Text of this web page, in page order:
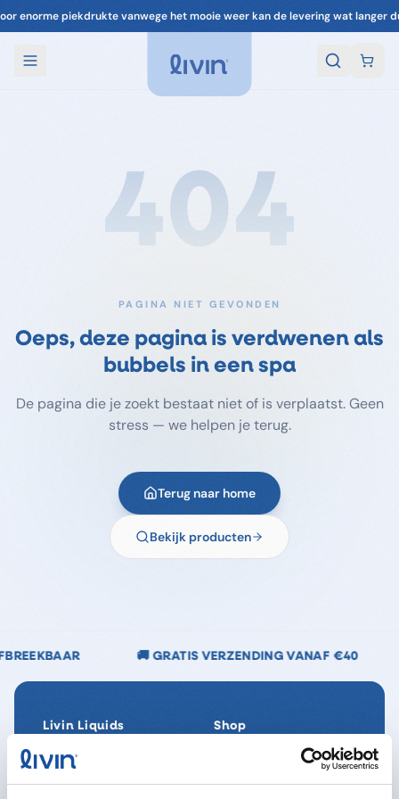
enorme piekdrukte vanwege het mooie weer kan de levering wat langer
404
PAGINA NIET GEVONDEN
Oeps, deze pagina is verdwenen als
bubbels in een spa
De pagina die je zoekt bestaat niet of is verplaatst. Geen
stress — we helpen je terug.
Terug naar home
Bekijk producten
GRATIS VERZENDING VANAF €40 🌿 CHLOORVRIJ &
Livin Liquids
Ons verhaal
Onze Impact
Shop
SpaReady